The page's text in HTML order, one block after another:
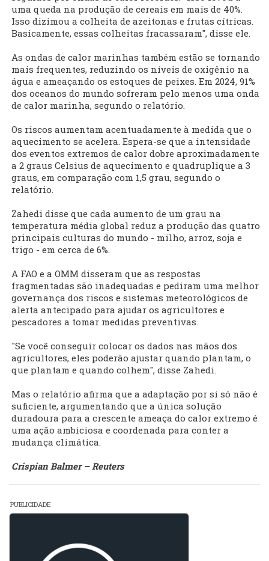
uma queda na produção de cereais em mais de ⁠40%.
Isso dizimou a colheita de azeitonas e frutas cítricas.
Basicamente, essas colheitas fracassaram", disse ele.
As ondas de calor marinhas também estão se ‌tornando
mais frequentes, reduzindo os níveis de oxigênio na
água e ameaçando os estoques de peixes. Em 2024, 91%
dos oceanos do mundo sofreram pelo menos uma onda
de calor marinha, segundo o relatório.
Os riscos aumentam acentuadamente à medida que o
aquecimento se acelera. Espera-se que a intensidade
dos eventos extremos de calor ‌dobre aproximadamente
a 2 graus Celsius de aquecimento e quadruplique a 3
graus, em comparação com 1,5 grau, segundo o
relatório.
Zahedi disse que cada aumento de um grau na
temperatura média global reduz a produção das ⁠quatro
principais culturas do mundo - milho, arroz, soja e
trigo - em cerca de 6%.
A FAO e a OMM disseram que as respostas
fragmentadas são inadequadas e pediram uma melhor
governança dos riscos e sistemas meteorológicos de
alerta antecipado para ajudar os agricultores e
pescadores a tomar medidas preventivas.
"Se você conseguir colocar os dados nas mãos dos
agricultores, eles poderão ajustar quando plantam, o
que plantam e quando colhem", disse Zahedi.
Mas o relatório afirma que a adaptação por si só não é
suficiente, argumentando que a única solução
duradoura para a crescente ameaça do calor extremo é
uma ação ambiciosa e coordenada para conter ‌a
mudança climática.
Crispian Balmer – Reuters
PUBLICIDADE